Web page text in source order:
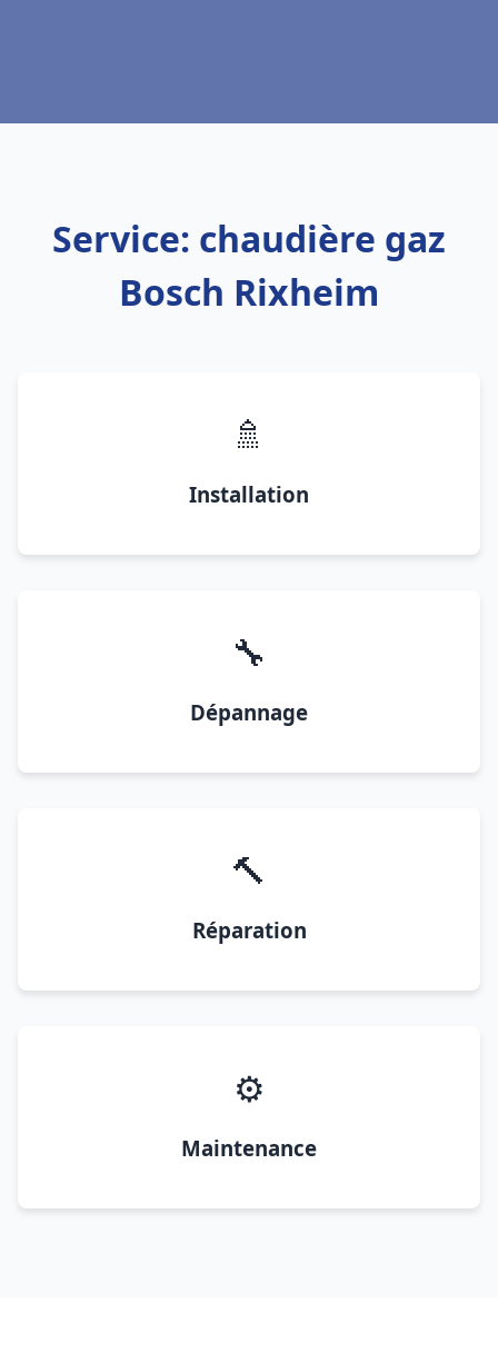
Service: chaudière gaz
Bosch Rixheim
🚿
Installation
🔧
Dépannage
🔨
Réparation
⚙️
Maintenance